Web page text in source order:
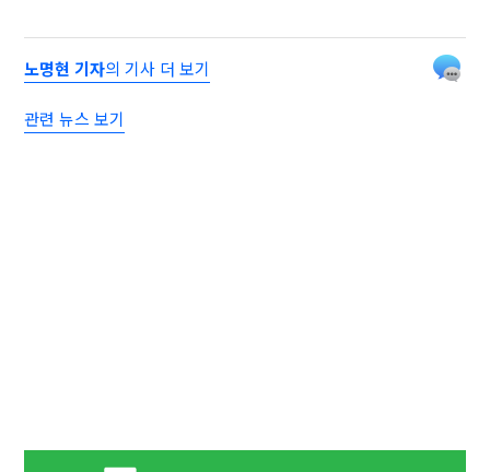
노명현 기자의 기사 더 보기
관련 뉴스 보기